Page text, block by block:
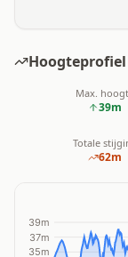
Hoogteprofiel
Max.
39m
Totale
62m